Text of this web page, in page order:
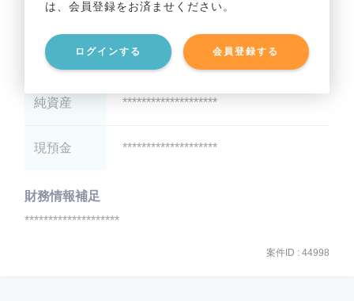
は、会員登録をお済ませください。
ログインする 会員登録する
総資産 ********************
有利子負債 ********************
純資産 ********************
現預金 ********************
財務情報補足
********************
案件ID : 44998